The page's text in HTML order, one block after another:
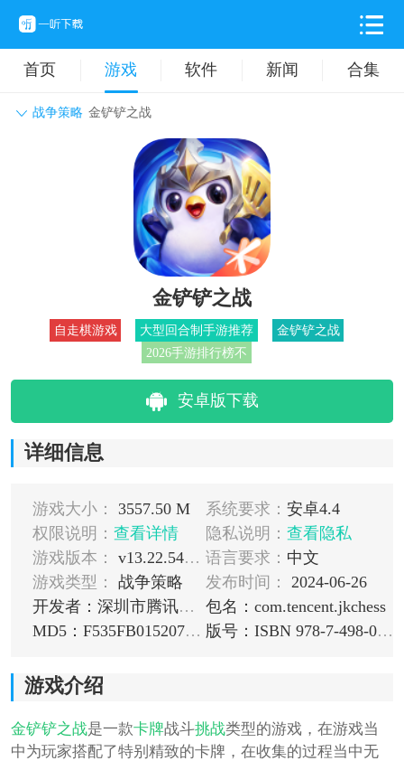
首页 游戏 软件 新闻 合集
战争策略 金铲铲之战
动作格斗 休闲益智
卡牌对战 音乐舞蹈
挂机养成
金铲铲之战
自走棋游戏 大型回合制手游推荐
金铲铲之战
2026手游排行榜不
安卓版下载
详细信息
游戏大小： 3557.50 M 系统要求： 安卓4.4
权限说明： 查看详情 隐私说明： 查看隐私
游戏版本：
v13.22.5411765 语言要求： 中文
游戏类型：
战争策略 发布时间：
2024-06-26
开发者：深圳市腾讯计算机系统有限公司
包名：com.tencent.jkchess
MD5：F535FB015207F25905A4C4F792857DFA
版号：ISBN 978-7-498-08160-5
游戏介绍
金铲铲之战是一款卡牌战斗挑战类型的游戏，在游戏当
中为玩家搭配了特别精致的卡牌，在收集的过程当中无